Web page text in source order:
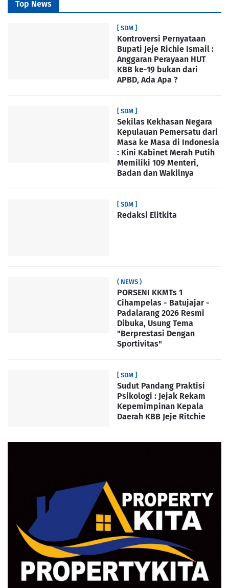
Top News
[ SDM ]
Kontroversi Pernyataan
Bupati Jeje Richie Ismail :
Anggaran Perayaan HUT
KBB ke-19 bukan dari
APBD, Ada Apa ?
[ SDM ]
Sekilas Kekhasan Negara
Kepulauan Pemersatu dari
Masa ke Masa di Indonesia
: Kini Kabinet Merah Putih
Memiliki 109 Menteri,
Badan dan Wakilnya
[ SDM ]
Redaksi Elitkita
( NEWS )
PORSENI KKMTs 1
Cihampelas - Batujajar -
Padalarang 2026 Resmi
Dibuka, Usung Tema
"Berprestasi Dengan
Sportivitas"
[ SDM ]
Sudut Pandang Praktisi
Psikologi : Jejak Rekam
Kepemimpinan Kepala
Daerah KBB Jeje Ritchie